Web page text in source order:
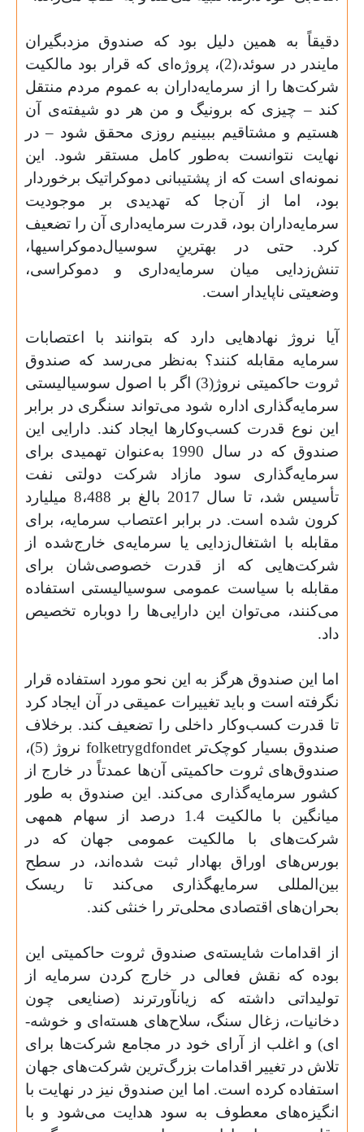
دقیقاً به همین دلیل بود که صندوق مزدبگیران
مایندر در سوئد،(2)، پروژه‌­ای که قرار بود مالکیت
شرکت­‌‌ها را از سرمایه‌‌‌داران به عموم مردم منتقل
کند – چیزی که برونیگ و من هر دو شیفته‌‌­ی آن
هستیم و مشتاقیم ببینیم روزی محقق شود – در
نهایت نتوانست به‌طور کامل مستقر شود. این
نمونه‌‌­ای است که از پشتیبانی دموکراتیک برخوردار
بود، اما از آن‌‌جا که تهدیدی بر موجودیت
سرمایه‌داران بود، قدرت سرمایه‌داری آن را تضعیف
کرد. حتی در بهترینِ سوسیال‌‌دموکراسی­ها،
تنش‌‌زدایی میان سرمایه‌داری و دموکراسی،
وضعیتی ناپایدار است.
آیا نروژ نهادهایی دارد که بتوانند با اعتصابات
سرمایه مقابله کنند؟ به‌نظر می‌رسد که صندوق
ثروت حاکمیتی نروژ(3) اگر با اصول سوسیالیستی
سرمایه‌‌گذاری اداره شود می‌تواند سنگری در برابر
این نوع قدرت کسب‌وکارها ایجاد کند. دارایی این
صندوق که در سال 1990 به‌عنوان تهمیدی برای
سرمایه‌گذاری سود مازاد شرکت دولتی نفت
تأسیس شد، تا سال 2017 بالغ بر 8،488 میلیارد
کرون شده است. در برابر اعتصاب سرمایه، برای
مقابله با اشتغال‌‌زدایی یا سرمایه‌‌ی خارج‌شده از
شرکت‌هایی که از قدرت خصوصی‌شان برای
مقابله با سیاست عمومی سوسیالیستی استفاده
می‌کنند، می‌توان این دارایی‌ها را دوباره تخصیص
داد.
اما این صندوق هرگز به این نحو مورد استفاده قرار
نگرفته است و باید تغییرات عمیقی در آن ایجاد کرد
تا قدرت کسب‌وکار داخلی را تضعیف کند. برخلاف
صندوق بسیار کوچک‌‌ترfolketrygdfondet
نروژ (5)،
صندوق‌های ثروت حاکمیتی آن‌ها عمدتاً در خارج از
کشور سرمایه‌گذاری می‌کند. این صندوق به طور
میانگین با مالکیت 1.4 درصد از سهام همه­ی
شرکت‌های با مالکیت عمومی جهان که در
بورس‌‌های اوراق بهادار ثبت شده‌‌اند، در سطح
بین‌‌المللی سرمایه­گذاری می‌کند تا ریسک
بحران‌‌های اقتصادی محلی‌‌‌تر را خنثی کند.
از اقدامات شایسته‌ی صندوق ثروت حاکمیتی این
بوده که نقش فعالی در خارج کردن سرمایه از
تولیداتی داشته که زیان­آورترند (صنایعی چون
دخانیات، زغال ­سنگ، سلاح­‌های هسته‌­ای و خوشه‌­
ای) و اغلب از آرای خود در مجامع شرکت‌ها برای
تلاش در تغییر اقدامات بزرگ‌‌ترین شرکت­‌های جهان
استفاده کرده است. اما این صندوق نیز در نهایت با
انگیزه‌­های معطوف به سود هدایت می‌شود و با